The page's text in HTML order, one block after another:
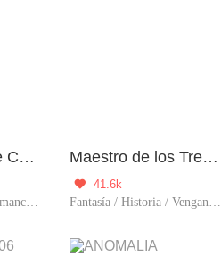
La Venganza de Cenicienta
Dulce / Venganza / Romance / CEO / Embarazada / Predestinado / Amor tras matrimonio
Maestro de los Tres Reinos

41.6k
Fantasía / Historia / Venganza / Acción / Renacimiento / Auto superació